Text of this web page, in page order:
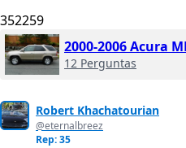
352259
2000-2006 Acura
12 Perguntas
Robert Khachatourian
@eternalbreez
Rep: 35